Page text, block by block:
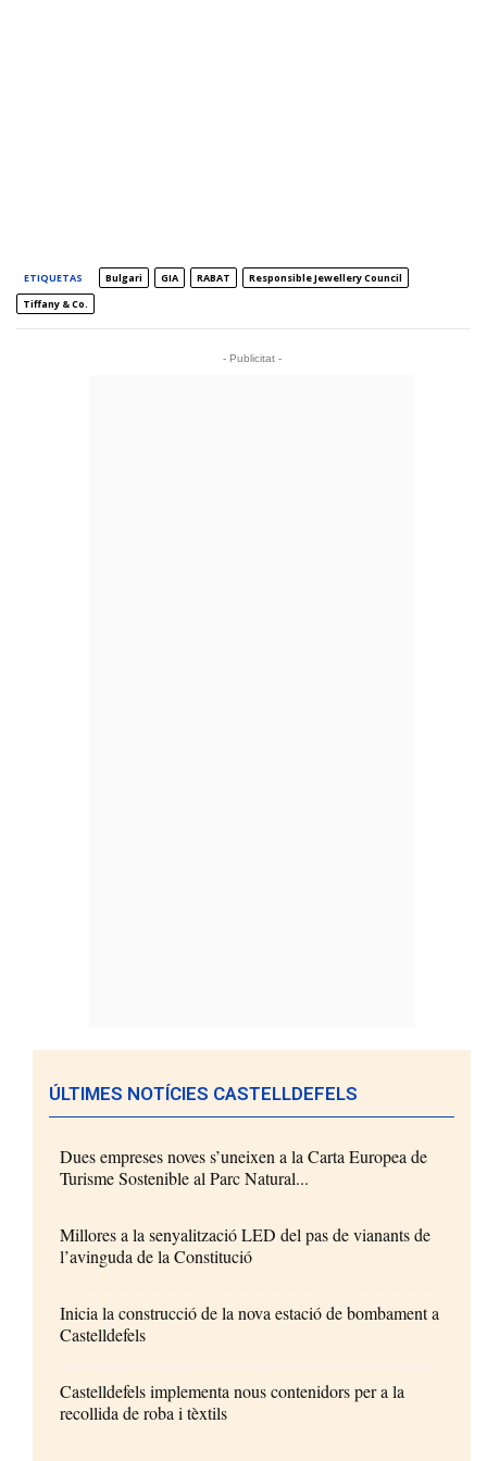
ETIQUETAS Bulgari GIA RABAT
Responsible Jewellery Council
Tiffany & Co.
- Publicitat -
ÚLTIMES NOTÍCIES CASTELLDEFELS
Dues empreses noves s’uneixen a la Carta Europea de
Turisme Sostenible al Parc Natural...
Millores a la senyalització LED del pas de vianants de
l’avinguda de la Constitució
Inicia la construcció de la nova estació de bombament a
Castelldefels
Castelldefels implementa nous contenidors per a la
recollida de roba i tèxtils